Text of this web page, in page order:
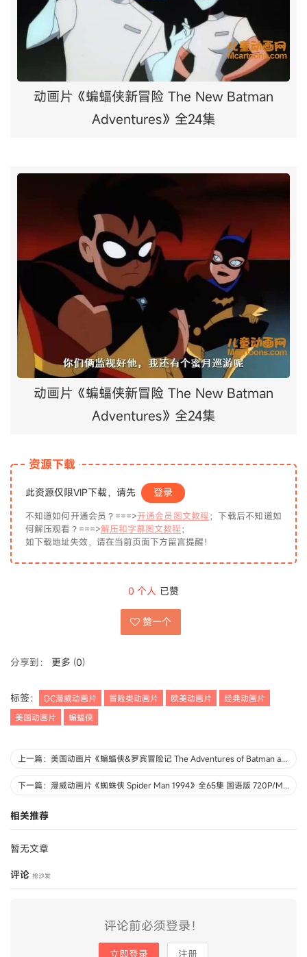
动画片《蝙蝠侠新冒险 The New Batman
Adventures》全24集
动画片《蝙蝠侠新冒险 The New Batman
Adventures》全24集
资源下载
此资源仅限VIP下载，请先 登录
不知道如何开通会员？===>开通会员图文教程；下载后不知道如
何解压观看？===>解压和字幕图文教程；
如下载地址失效，请在当前页面下方留言提醒！
0 个人 已赞
赞一个
分享到： 更多 (0)
标签： DC漫威动画片 冒险类动画片 欧美动画片
经典动画片
美国动画片
蝙蝠侠
上一篇：美国动画片《蝙蝠侠&罗宾冒险记 The Adventures of Batman and Robin》全29集+2集幕后特辑 英语原版 高清/MKV/13.3G 动画片下载
下一篇：漫威动画片《蜘蛛侠 Spider Man 1994》全65集 国语版 720P/MP4/15G 动画片蜘蛛侠下载
相关推荐
暂无文章
评论 抢沙发
评论前必须登录！
立即登录 注册